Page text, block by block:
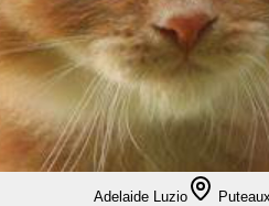
Adelaide Luzio